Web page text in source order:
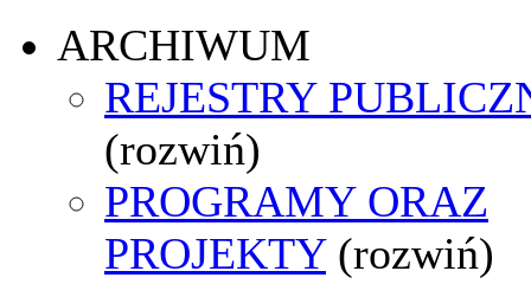
ARCHIWUM
REJESTRY
(rozwiń)
PROGRAMY ORAZ
PROJEKTY (rozwiń)